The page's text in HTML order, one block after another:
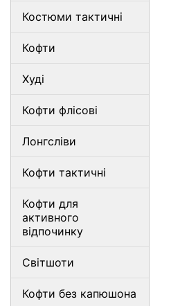
Костюми тактичні
Кофти
Худі
Кофти флісові
Лонгсліви
Кофти тактичні
Кофти для
активного
відпочинку
Світшоти
Кофти без капюшона